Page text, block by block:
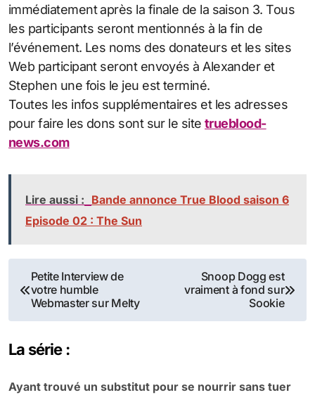
immédiatement après la finale de la saison 3. Tous
les participants seront mentionnés à la fin de
l’événement. Les noms des donateurs et les sites
Web participant seront envoyés à Alexander et
Stephen une fois le jeu est terminé.
Toutes les infos supplémentaires et les adresses
pour faire les dons sont sur le sitetrueblood-
news.com
Lire aussi : Bande annonce True Blood saison 6
Episode 02 : The Sun
Navigation
de
Petite Interview de
votre humble
Webmaster sur Melty
Snoop Dogg est
vraiment à fond sur
Sookie
La série :
Ayant trouvé un substitut pour se nourrir sans tuer